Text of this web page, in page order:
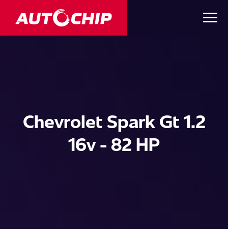
Chevrolet Spark Gt 1.2
16v - 82 HP